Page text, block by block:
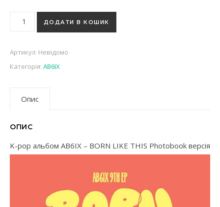
K-pop альбом AB6IX - BORN LIKE THIS Photobook версія
ДОДАТИ В КОШИК
Артикул: Невідомо
Категорія: AB6IX
Опис
ОПИС
K-pop альбом AB6IX – BORN LIKE THIS Photobook версія